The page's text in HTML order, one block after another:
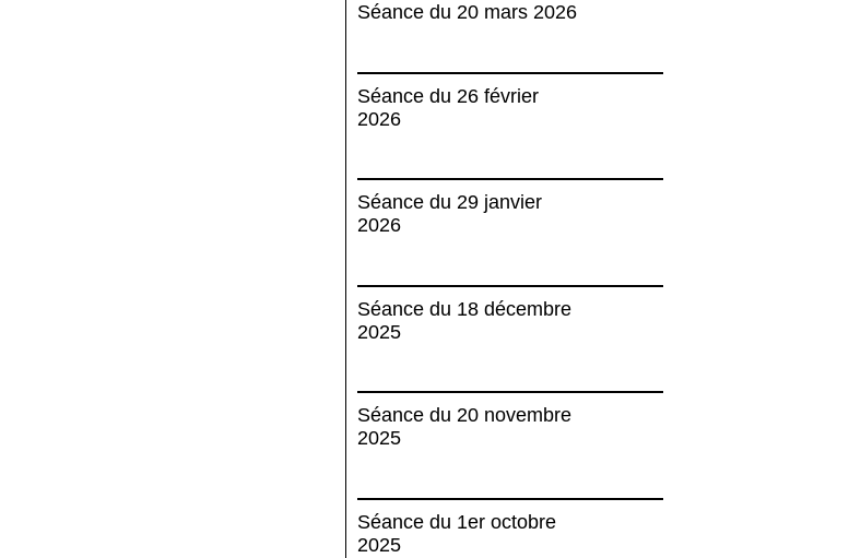
Séance du 20 mars 2026
Séance du 26 février
2026
Séance du 29 janvier
2026
Séance du 18 décembre
2025
Séance du 20 novembre
2025
Séance du 1er octobre
2025